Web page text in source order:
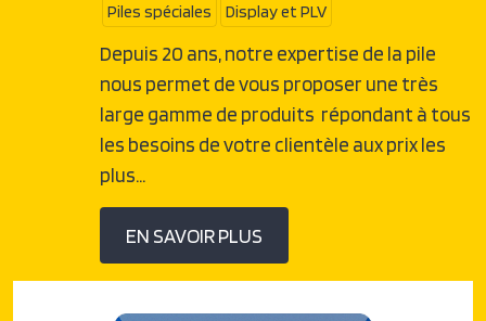
Piles spéciales
Display et PLV
Depuis 20 ans, notre expertise de la pile
nous permet de vous proposer une très
large gamme de produits répondant à tous
les besoins de votre clientèle aux prix les
plus…
EN SAVOIR PLUS